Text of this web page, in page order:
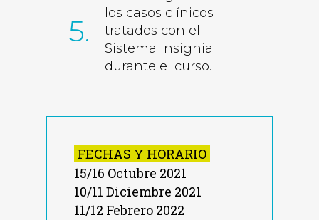
5.
los casos clínicos
tratados con el
Sistema Insignia
durante el curso.
FECHAS Y HORARIO
15/16 Octubre 2021
10/11 Diciembre 2021
11/12 Febrero 2022